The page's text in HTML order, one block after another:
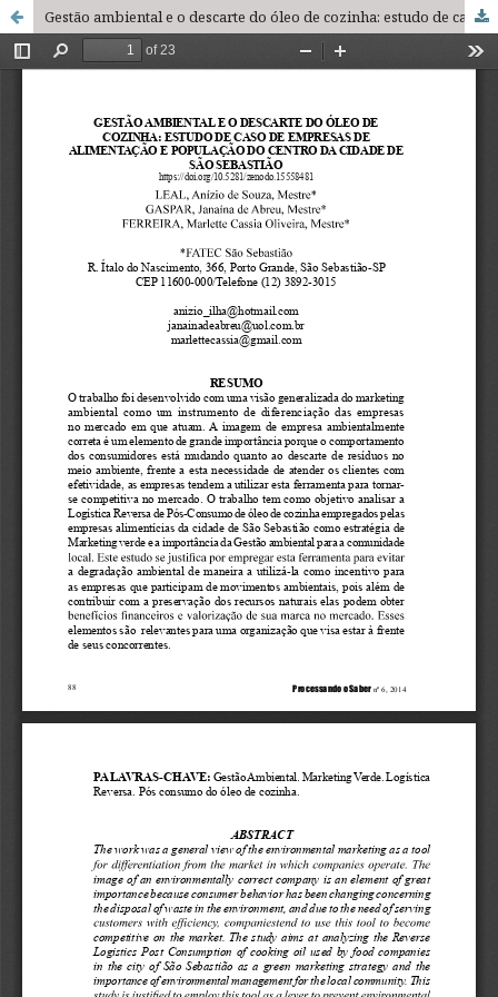
Gestão ambiental e o descarte do óleo de cozinha: estudo de caso de empresas de alimentação e população do centro da cidade de São Sebastião